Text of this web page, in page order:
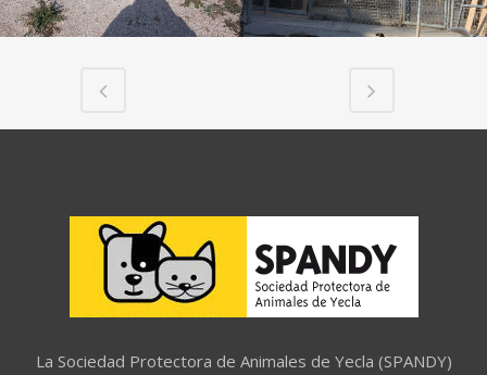
La Sociedad Protectora de Animales de Yecla (SPANDY)